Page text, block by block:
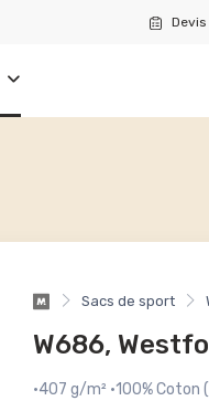
Sacs de sport
W686,
·407 g/m² ·100%